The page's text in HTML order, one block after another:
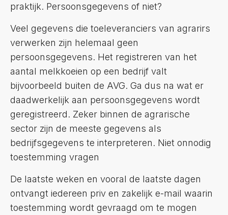
praktijk. Persoonsgegevens of niet?
Veel gegevens die toeleveranciers van agrarirs
verwerken zijn helemaal geen
persoonsgegevens. Het registreren van het
aantal melkkoeien op een bedrijf valt
bijvoorbeeld buiten de AVG. Ga dus na wat er
daadwerkelijk aan persoonsgegevens wordt
geregistreerd. Zeker binnen de agrarische
sector zijn de meeste gegevens als
bedrijfsgegevens te interpreteren. Niet onnodig
toestemming vragen
De laatste weken en vooral de laatste dagen
ontvangt iedereen priv en zakelijk e-mail waarin
toestemming wordt gevraagd om te mogen